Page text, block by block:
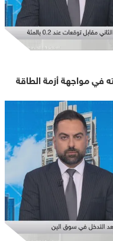
في مواجهة أزمة الطاقة